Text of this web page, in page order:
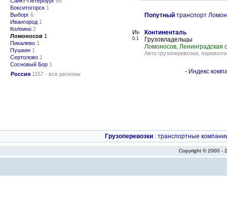
Бокситогорск 1
Выборг 6
Ивангород 1
Колпино 2
Ломоносов 1
Пикалево 1
Пушкин 1
Сертолово 1
Сосновый Бор 1
Россия 1157 - все регионы
Попутный транспорт
0.1
Континенталь
Грузовладельцы
Ломоносов, Ленинградская
Авто грузоперевозки,
- Индекс
Грузоперевозки : транспортные
Copyright © 2000 -